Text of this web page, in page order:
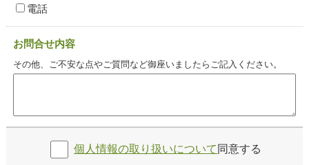
電話
お問合せ内容
その他、ご不安な点やご質問など御座いましたらご記入ください。
個人情報の取り扱いについて 同意する